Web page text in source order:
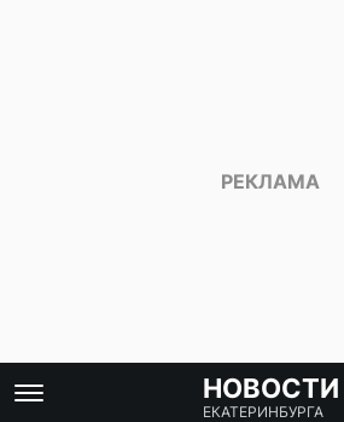
НОВОСТИ
ЕКАТЕРИНБУРГА